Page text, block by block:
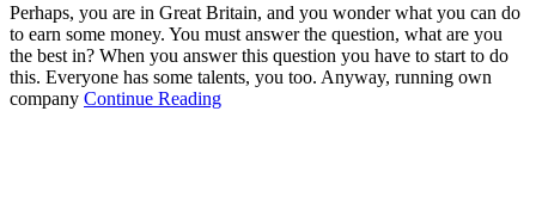
Perhaps, you are in Great Britain, and you wonder what you can do
to earn some money. You must answer the question, what are you
the best in? When you answer this question you have to start to do
this. Everyone has some talents, you too. Anyway, running own
company Continue Reading